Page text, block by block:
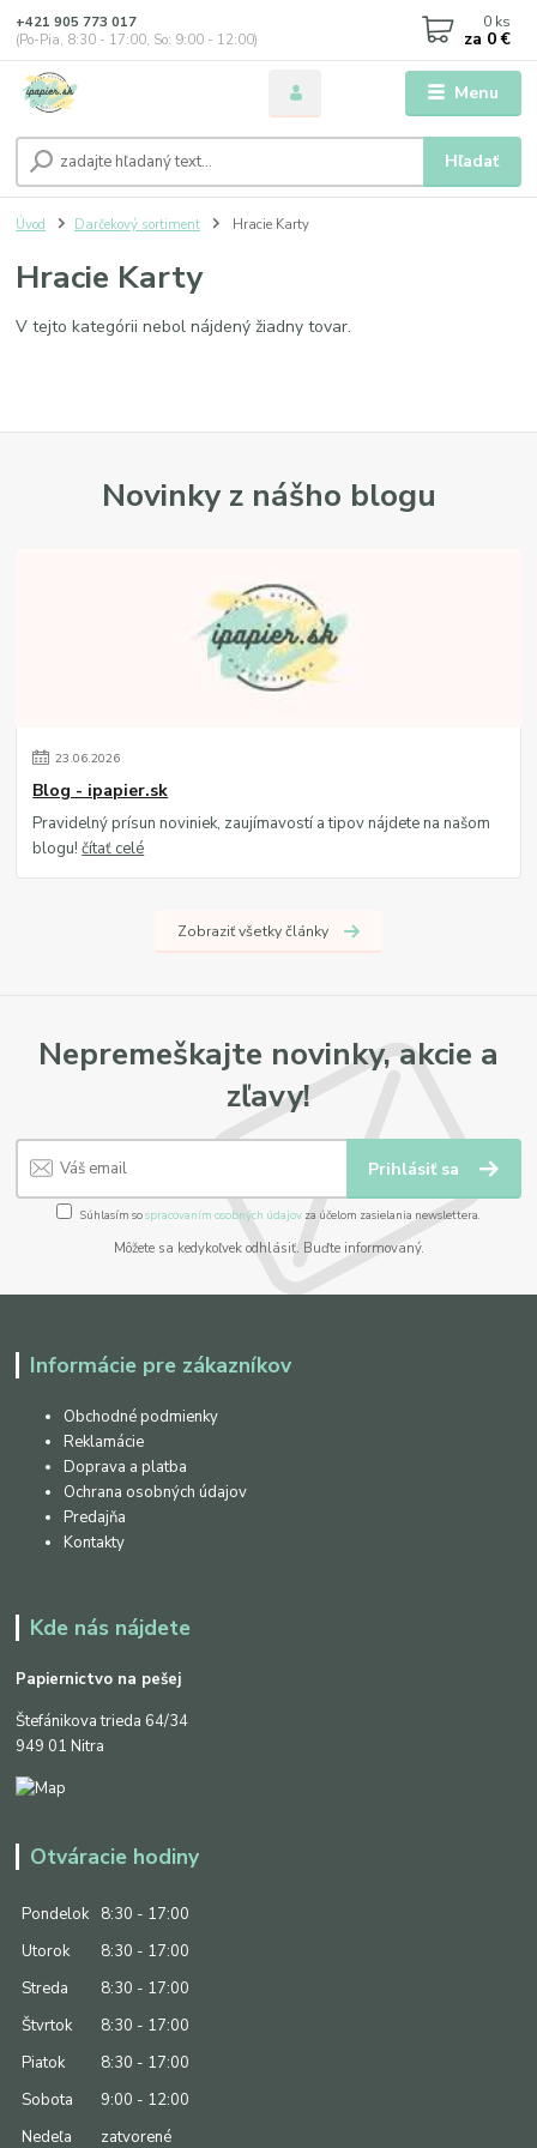
Menu
Hľadať
+421 905 773 017
(Po-Pia, 8:30 - 17:00, So: 9:00 - 12:00)
0 ks
za 0 €
Úvod Darčekový sortiment Hracie Karty
Hracie Karty
V tejto kategórii nebol nájdený žiadny tovar.
Novinky z nášho blogu
23.06.2026
Blog - ipapier.sk
Pravidelný prísun noviniek, zaujímavostí a tipov nájdete na našom
blogu!čítať celé
Zobraziť všetky články
Nepremeškajte novinky, akcie a
zľavy!
Prihlásiť sa
Súhlasím sospracovaním osobných údajov za účelom zasielania newslettera.
Môžete sa kedykoľvek odhlásiť. Buďte informovaný.
Informácie pre zákazníkov
Obchodné podmienky
Reklamácie
Doprava a platba
Ochrana osobných údajov
Predajňa
Kontakty
Kde nás nájdete
Papiernictvo na pešej
Štefánikova trieda 64/34
949 01 Nitra
Otváracie hodiny
Pondelok
8:30 - 17:00
Utorok
8:30 - 17:00
Streda
8:30 - 17:00
Štvrtok
8:30 - 17:00
Piatok
8:30 - 17:00
Sobota
9:00 - 12:00
Nedeľa
zatvorené